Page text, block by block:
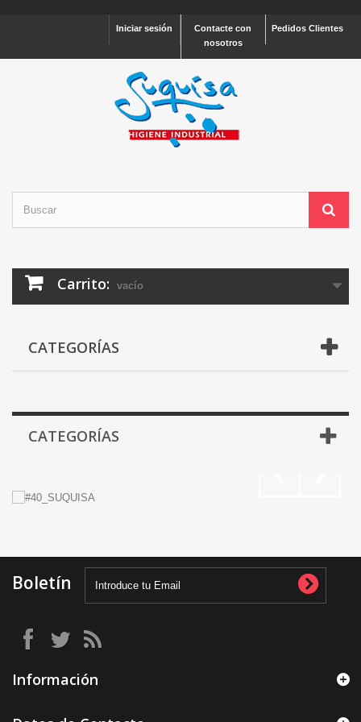
Pedidos Clientes
Contacte con
nosotros
Iniciar sesión
Carrito: vacío
CATEGORÍAS
CATEGORÍAS
Boletín
Información